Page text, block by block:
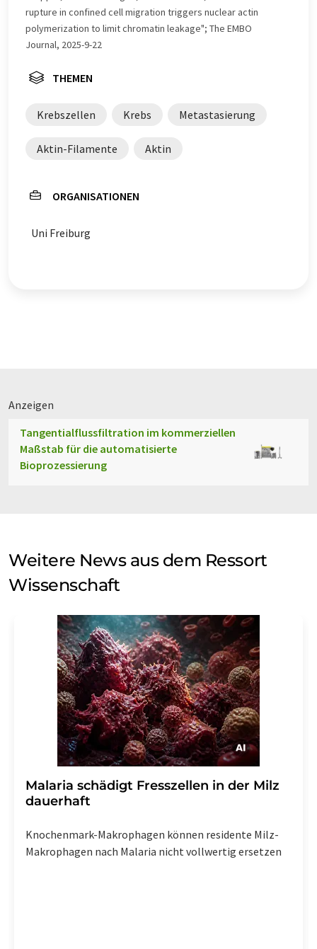
rupture in confined cell migration triggers nuclear actin
polymerization to limit chromatin leakage"; The EMBO
Journal, 2025-9-22
THEMEN
Krebszellen Krebs Metastasierung
Aktin-Filamente Aktin
ORGANISATIONEN
Uni Freiburg
Anzeigen
Tangentialflussfiltration im kommerziellen
Maßstab für die automatisierte
Bioprozessierung
Weitere News aus dem Ressort
Wissenschaft
Malaria schädigt Fresszellen in der Milz
dauerhaft
Knochenmark-Makrophagen können residente Milz-
Makrophagen nach Malaria nicht vollwertig ersetzen